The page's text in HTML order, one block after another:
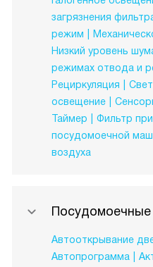
загрязнения
режим
Низкий уровень
режимах отвода и
Рециркуляция
освещение
Таймер
Фильтр
посудомоечной
воздуха
Автооткрывание
Автопрограмма